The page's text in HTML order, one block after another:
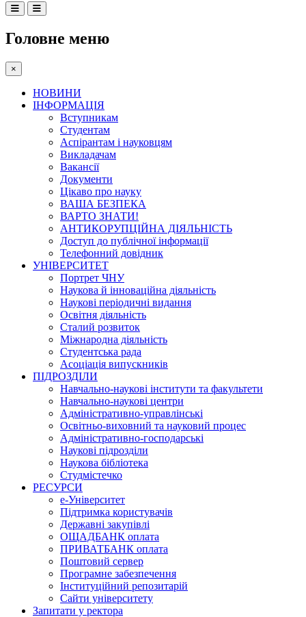
Головне меню
×
НОВИНИ
ІНФОРМАЦІЯ
Вступникам
Студентам
Аспірантам і науковцям
Викладачам
Вакансії
Документи
Цікаво про науку
ВАША БЕЗПЕКА
ВАРТО ЗНАТИ!
АНТИКОРУПЦІЙНА ДІЯЛЬНІСТЬ
Доступ до публічної інформації
Телефонний довідник
УНІВЕРСИТЕТ
Портрет ЧНУ
Наукова й інноваційна діяльність
Наукові періодичні видання
Освітня діяльність
Сталий розвиток
Міжнародна діяльність
Студентська рада
Асоціація випускників
ПІДРОЗДІЛИ
Навчально-наукові інститути та факультети
Навчально-наукові центри
Адміністративно-управлінські
Освітньо-виховний та науковий процес
Адміністративно-господарські
Наукові підрозділи
Наукова бібліотека
Студмістечко
РЕСУРСИ
е-Університет
Підтримка користувачів
Державні закупівлі
ОЩАДБАНК оплата
ПРИВАТБАНК оплата
Поштовий сервер
Програмне забезпечення
Інституційний репозитарій
Сайти університету
Запитати у ректора